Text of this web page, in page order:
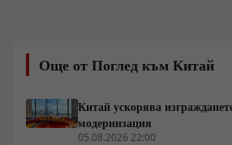
държавните преврати според един
влиятелните американски
и технологични иновации в света?
книги, които не просто анализират
предлагат различен поглед към
Още от Поглед към Китай
Китай ускорява
модернизация
05.08.2026 22:00